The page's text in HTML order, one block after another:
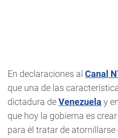
En declaraciones al Canal
que una de las
dictadura deVenezuela y
que hoy la gobierna es
para él tratar de